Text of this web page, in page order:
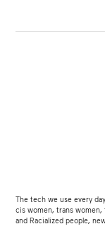
The tech we use every
cis women, trans women,
and Racialized people,